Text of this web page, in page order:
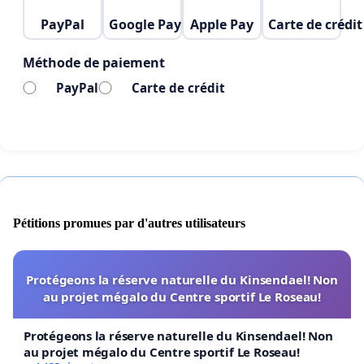
vérifications proactives des droits des parents et
des élèves en matière de frais scolaires dans le
futur.
les évaluations montraient que ce système de
base des élèves. Conséquence :56 000 familles
verront leur facture de rentrée scolaire
augmenter en septembre.
PayPal Google Pay Apple Pay Carte de crédit
Méthode de paiement
PayPal Carte de crédit
Pétitions promues par d'autres utilisateurs
Protégeons la réserve naturelle du Kinsendael! Non
au projet mégalo du Centre sportif Le Roseau!
Protégeons la réserve naturelle du Kinsendael! Non
au projet mégalo du Centre sportif Le Roseau!